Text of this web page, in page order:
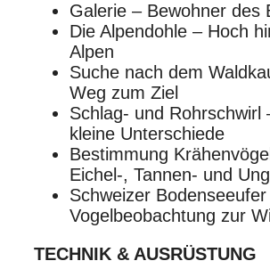
Galerie – Bewohner des
Die Alpendohle – Hoch
Alpen
Suche nach dem
Weg zum Ziel
Schlag- und Rohrschwirl
kleine Unterschiede
Bestimmung
Eichel-, Tannen- und
Schweizer
Vogelbeobachtung zur
TECHNIK & AUSRÜSTUNG